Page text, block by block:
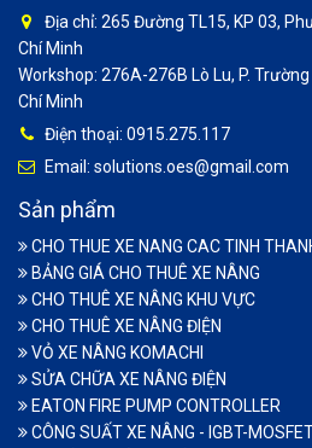
Địa chỉ: 265 Đường TL15, KP 03,
Chí Minh
Workshop: 276A-276B Lò Lu, P.
Chí Minh
Điện thoại: 0915.275.117
Email: solutions.oes@gmail.com
Sản phẩm
CHO THUE XE NANG CAC TINH
BẢNG GIÁ CHO THUÊ XE NÂNG
CHO THUÊ XE NÂNG KHU VỰC
CHO THUÊ XE NÂNG ĐIỆN
VỎ XE NÂNG KOMACHI
SỬA CHỮA XE NÂNG ĐIỆN
EATON FIRE PUMP CONTROLLER
CÔNG SUẤT XE NÂNG - IGBT-